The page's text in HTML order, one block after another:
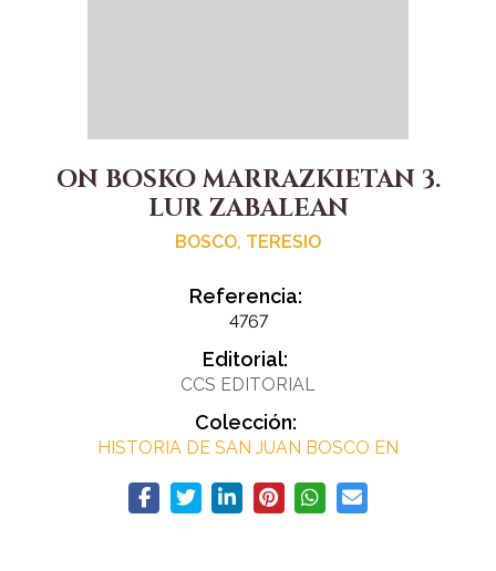
ON BOSKO MARRAZKIETAN 3.
LUR ZABALEAN
BOSCO, TERESIO
Referencia:
4767
Editorial:
CCS EDITORIAL
Colección:
HISTORIA DE SAN JUAN BOSCO EN